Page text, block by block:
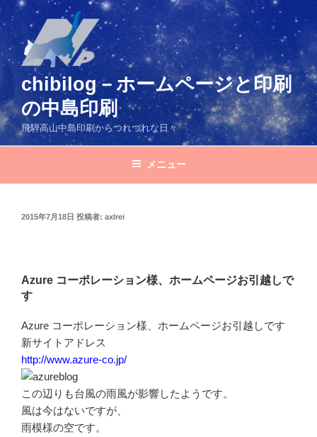
コ
ン
ン
ス
キ
ッ
chibilog－ホームページと印刷
の中島印刷
飛騨高山中島印刷からつれづれな日々
メニュー
投
2015年7月18日 投稿者: axlrei
Azure コーポレーション様、ホームページお引越しで
す
Azure コーポレーション様、ホームページお引越しです
新サイトアドレス
http://www.azure-co.jp/
この辺りも台風の雨風が影響したようです。
風は今はないですが、
雨模様の空です。